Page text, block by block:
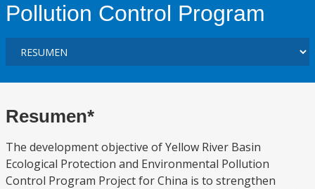
Pollution Control Program
Resumen*
The development objective of Yellow River Basin
Ecological Protection and Environmental Pollution
Control Program Project for China is to strengthen